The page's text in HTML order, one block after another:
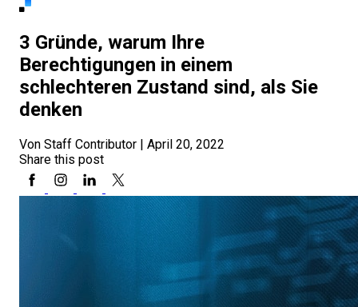
3 Gründe, warum Ihre
Berechtigungen in einem
schlechteren Zustand sind, als Sie
denken
Von Staff Contributor | April 20, 2022
Share this post